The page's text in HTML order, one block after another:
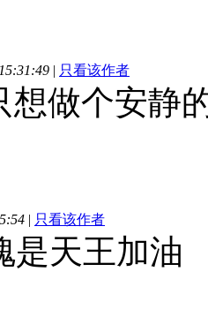
| 只看该作者
想做个安静
| 只看该作者
是天王加油